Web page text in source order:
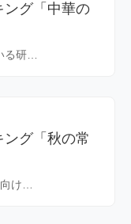
グ「中華の
る研…
グ「秋の常
け…